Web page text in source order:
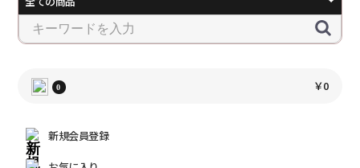
0 ￥0
新規会員登録